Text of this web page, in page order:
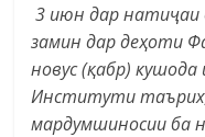
3 июн дар натиҷаи
замин дар деҳоти
новус (қабр)
Институти
мардумшиносии ба